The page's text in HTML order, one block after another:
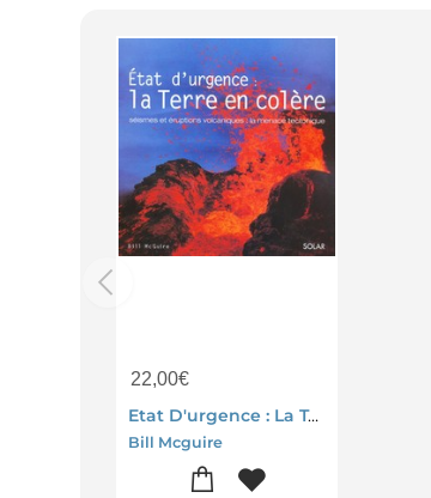
22,00€
Etat D'urgence : La Terre En Colere ; Seismes Et Eruptions Volcaniques ; La Menace Tectonique
Bill Mcguire